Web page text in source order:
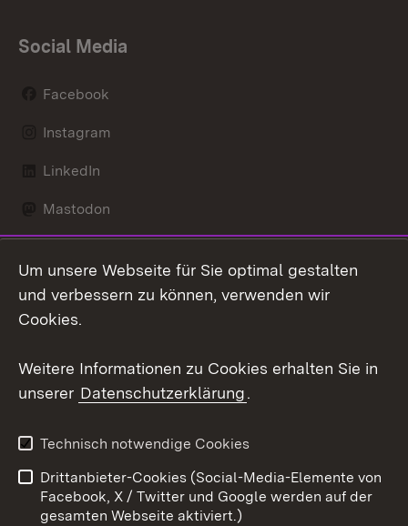
Social Media
Facebook
Instagram
LinkedIn
Mastodon
X / Twitter
Youtube
Kontakt
Datenschutz
Barrierefreiheit
Impressum Cookies
Um unsere Webseite für Sie optimal gestalten
und verbessern zu können, verwenden wir
Cookies.
Weitere Informationen zu Cookies erhalten Sie in
unserer Datenschutzerklärung.
Technisch notwendige Cookies
Drittanbieter-Cookies (Social-Media-Elemente von
Facebook, X / Twitter und Google werden auf der
gesamten Webseite aktiviert.)